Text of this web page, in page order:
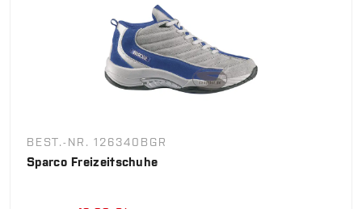
BEST.-NR. 126340BGR
Sparco Freizeitschuhe